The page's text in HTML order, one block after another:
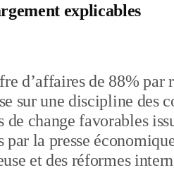
explicables
d’affaires de 88% par
sur une discipline des
change favorables
la presse
et des réformes